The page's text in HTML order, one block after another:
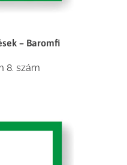
– Baromfi
8. szám